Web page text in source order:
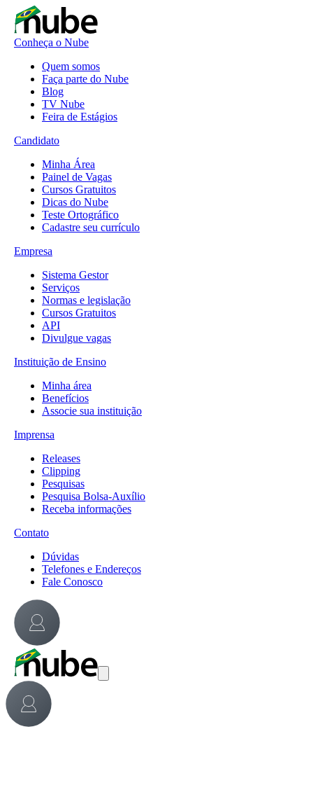
Conheça o Nube
Quem somos
Faça parte do Nube
Blog
TV Nube
Feira de Estágios
Candidato
Minha Área
Painel de Vagas
Cursos Gratuitos
Dicas do Nube
Teste Ortográfico
Cadastre seu currículo
Empresa
Sistema Gestor
Serviços
Normas e legislação
Cursos Gratuitos
API
Divulgue vagas
Instituição de Ensino
Minha área
Benefícios
Associe sua instituição
Imprensa
Releases
Clipping
Pesquisas
Pesquisa Bolsa-Auxílio
Receba informações
Contato
Dúvidas
Telefones e Endereços
Fale Conosco